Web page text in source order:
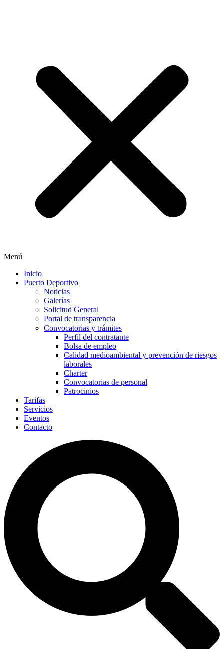
Menú
Inicio
Puerto Deportivo
Noticias
Galerías
Solicitud General
Portal de transparencia
Convocatorias y trámites
Perfil del contratante
Bolsa de empleo
Calidad medioambiental y prevención de riesgos
laborales
Charter
Convocatorias de personal
Patrocinios
Tarifas
Servicios
Eventos
Contacto